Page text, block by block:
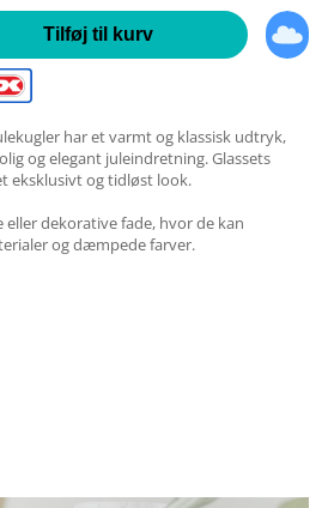
Tilføj til kurv
har et varmt og klassisk udtryk,
og elegant juleindretning. Glassets
eksklusivt og tidløst look.
dekorative fade, hvor de kan
og dæmpede farver.